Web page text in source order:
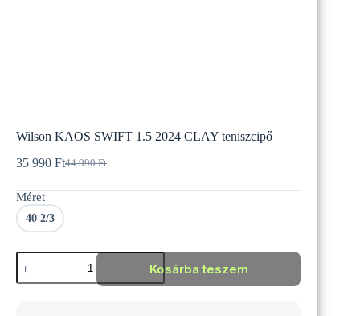
Wilson KAOS SWIFT 1.5 2024 CLAY teniszcipő
44 990Ft
Original
44
990 Ft.
35 990 FtCurrent
35
990 Ft.
Méret
40 2/3
Wilson
KAOS
SWIFT
Kosárba teszem